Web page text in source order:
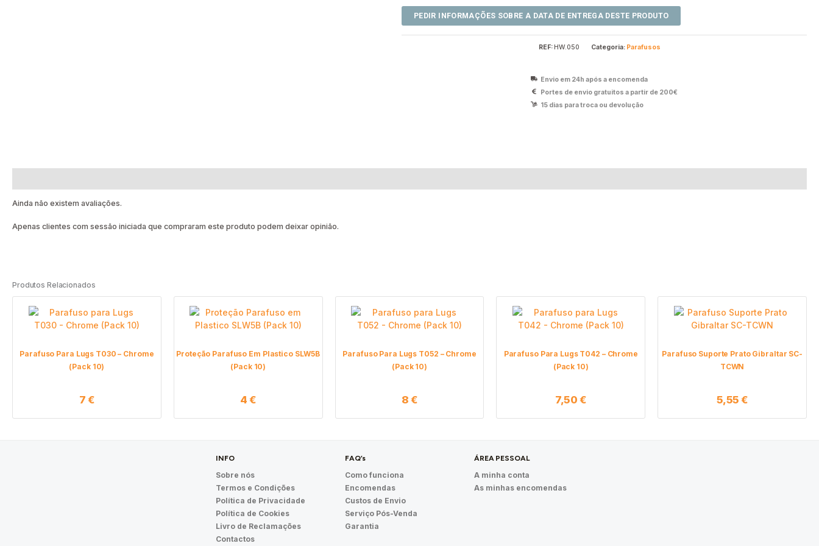
REF:HW.050 Categoria: Parafusos
Envio em 24h após a encomenda
Portes de envio gratuitos a partir de 200€
15 dias para troca ou devolução
Ainda não existem avaliações.
Apenas clientes com sessão iniciada que compraram este produto podem deixar opinião.
Produtos Relacionados
Parafuso Para Lugs T030 – Chrome
(Pack 10)
7 €
Proteção Parafuso Em Plastico SLW5B
(Pack 10)
4 €
Parafuso Para Lugs T052 – Chrome
(Pack 10)
8 €
Parafuso Para Lugs T042 – Chrome
(Pack 10)
7,50 €
Parafuso Suporte Prato Gibraltar SC-
TCWN
5,55€
INFO
Sobre nós
Termos e Condições
Política de Privacidade
Política de Cookies
Livro de Reclamações
Contactos
FAQ’s
Como funciona
Encomendas
Custos de Envio
Serviço Pós-Venda
Garantia
ÁREA PESSOAL
A minha conta
As minhas encomendas